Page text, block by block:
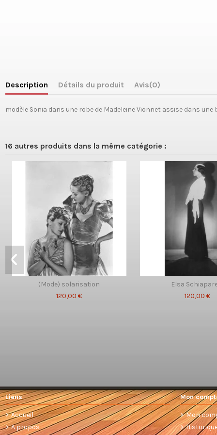
Description Détails du produit Avis(0)
modèle Sonia dans une robe de Madeleine Vionnet assise dans
16 autres produits dans la même catégorie :
(Mode) solarisation
120,00 €
Elsa
120,00 €
Liens
Accueil
A propos
Mon
Mon